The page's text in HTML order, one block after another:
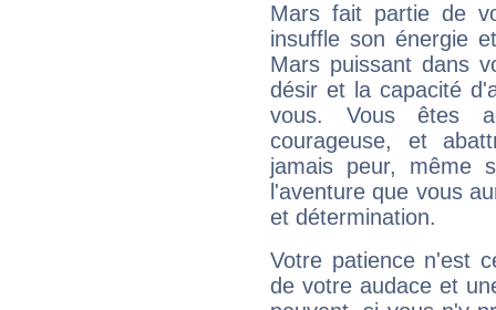
Mars fait partie de
insuffle son énergie
Mars puissant dans
désir et la capacité
vous. Vous êtes
courageuse, et
jamais peur, même
l'aventure que vous
et détermination.
Votre patience n'est
de votre audace et